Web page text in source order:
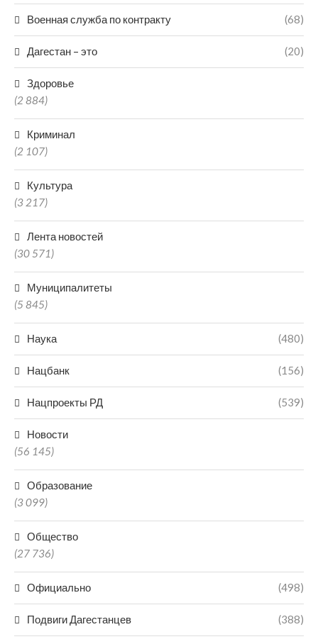
Военная служба по контракту (68)
Дагестан – это (20)
Здоровье
(2 884)
Криминал
(2 107)
Культура
(3 217)
Лента новостей
(30 571)
Муниципалитеты
(5 845)
Наука (480)
Нацбанк (156)
Нацпроекты РД (539)
Новости
(56 145)
Образование
(3 099)
Общество
(27 736)
Официально (498)
Подвиги Дагестанцев (388)